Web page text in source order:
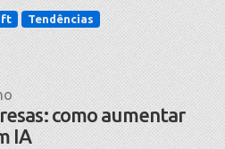
Tendências
como aumentar
IA